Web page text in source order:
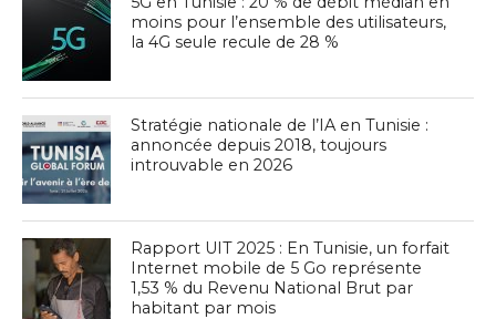
moins pour l’ensemble des utilisateurs,
la 4G seule recule de 28 %
Stratégie nationale de l’IA en Tunisie :
annoncée depuis 2018, toujours
introuvable en 2026
Rapport UIT 2025 : En Tunisie, un forfait
Internet mobile de 5 Go représente
1,53 % du Revenu National Brut par
habitant par mois